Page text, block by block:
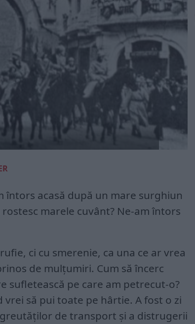
întors acasă după un mare surghiun
marele cuvânt? Ne-am întors
ci cu smerenie, ca una ce ar vrea
de mulțumiri. Cum să încerc
sufletească pe care am petrecut-o?
vrei să pui toate pe hârtie. A fost o zi
de transport și a distrugerii